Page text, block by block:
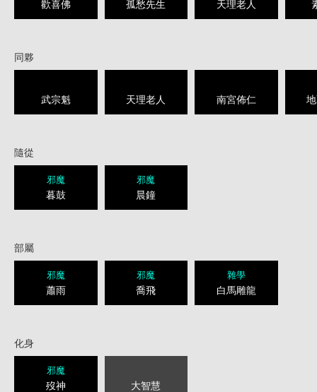
歡喜佛 孤愁先生 天理老人
同夥
武宗魁 天理老人 南宮佈仁
隨從
邪魔
暮鼓
邪魔
晨鐘
部屬
邪魔
蕭雨
邪魔
喬飛
雜學
白馬雕龍
化身
邪魔
歿神 大智慧